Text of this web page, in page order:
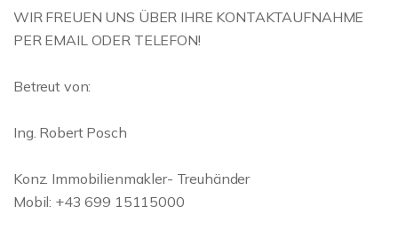
WIR FREUEN UNS ÜBER IHRE KONTAKTAUFNAHME
PER EMAIL ODER TELEFON!
Betreut von:
Ing. Robert Posch
Konz. Immobilienmakler- Treuhänder
Mobil: +43 699 15115000